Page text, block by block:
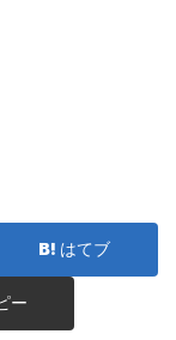
はてブ
ー